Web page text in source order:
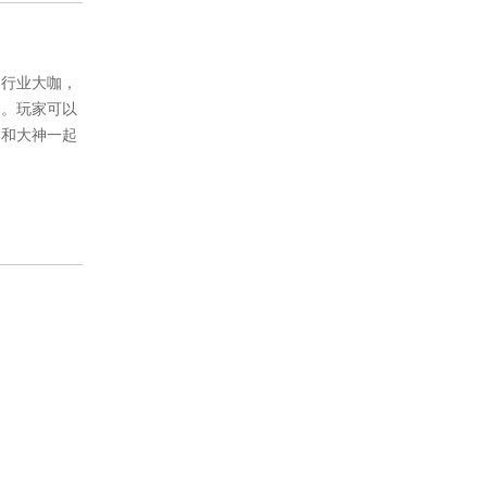
业大咖，
玩家可以
大神一起